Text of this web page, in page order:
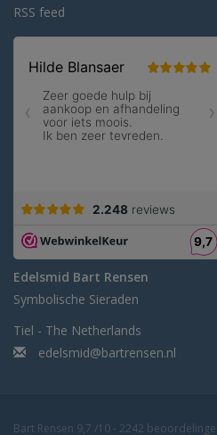
RSS feed
Edelsmid Bart Rensen
Symbolische Sieraden
Tiel - The Netherlands
edelsmid@bartrensen.nl
Bart Rensen 9,7 /10 - 2242